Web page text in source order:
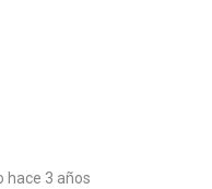
hace 3 años